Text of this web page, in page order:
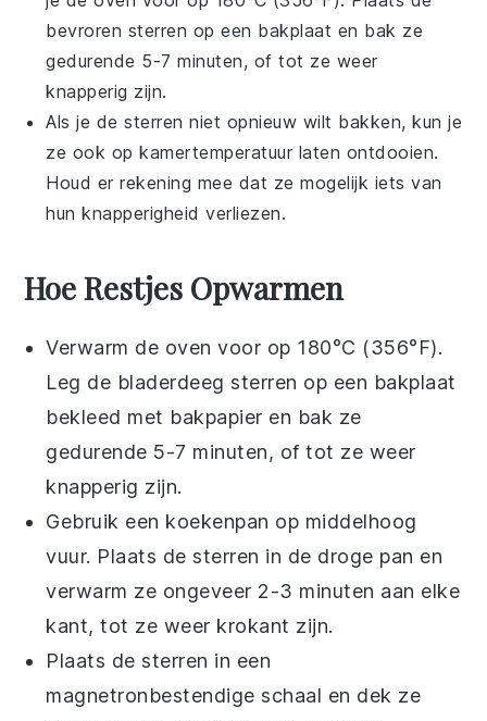
bevroren sterren op een bakplaat en bak ze
gedurende 5-7 minuten, of tot ze weer
knapperig zijn.
Als je de sterren niet opnieuw wilt bakken, kun je
ze ook op kamertemperatuur laten ontdooien.
Houd er rekening mee dat ze mogelijk iets van
hun knapperigheid verliezen.
Hoe Restjes Opwarmen
Verwarm de oven voor op 180°C (356°F).
Leg de bladerdeeg sterren op een bakplaat
bekleed met bakpapier en bak ze
gedurende 5-7 minuten, of tot ze weer
knapperig zijn.
Gebruik een koekenpan op middelhoog
vuur. Plaats desterren in de droge pan en
verwarm ze ongeveer 2-3 minuten aan elke
kant, tot ze weer krokant zijn.
Plaats desterren in een
magnetronbestendige schaal en dek ze